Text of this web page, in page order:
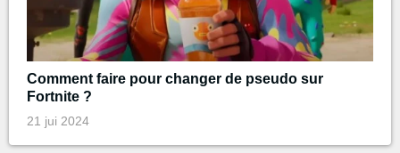
Comment faire pour changer de pseudo sur
Fortnite ?
21 jui 2024